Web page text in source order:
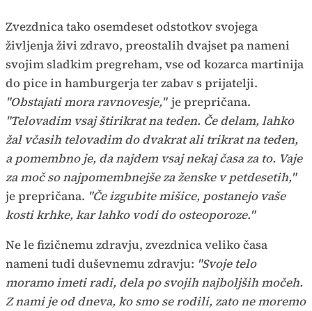
Zvezdnica tako osemdeset odstotkov svojega
življenja živi zdravo, preostalih dvajset pa nameni
svojim sladkim pregreham, vse od kozarca martinija
do pice in hamburgerja ter zabav s prijatelji.
"Obstajati mora ravnovesje," je prepričana.
"Telovadim vsaj štirikrat na teden. Če delam, lahko
žal včasih telovadim do dvakrat ali trikrat na teden,
a pomembno je, da najdem vsaj nekaj časa za to. Vaje
za moč so najpomembnejše za ženske v petdesetih,"
je prepričana. "Če izgubite mišice, postanejo vaše
kosti krhke, kar lahko vodi do osteoporoze."
Ne le fizičnemu zdravju, zvezdnica veliko časa
nameni tudi duševnemu zdravju: "Svoje telo
moramo imeti radi, dela po svojih najboljših močeh.
Z nami je od dneva, ko smo se rodili, zato ne moremo